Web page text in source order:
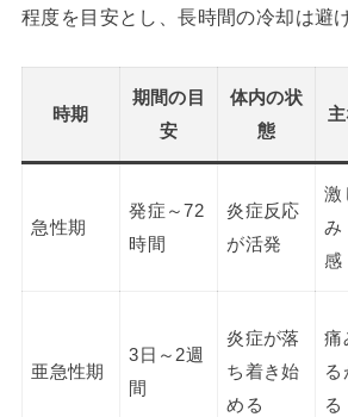
程度を目安とし、長時間の冷却は避
時期
期間の目
安
体内の状
態
急性期
発症～72
時間
炎症反応
が活発
激
み
感
亜急性期
3日～2週
間
炎症が落
ち着き始
める
痛
る
る